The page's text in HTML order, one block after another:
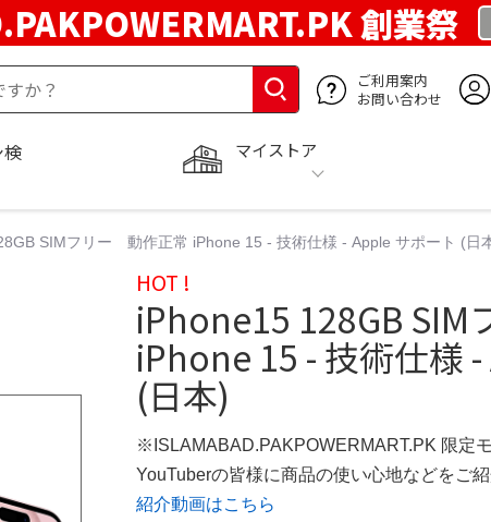
創業祭
ご利用案内
お問い合わせ
マイストア
SIMフリー 動作正常 iPhone 15 - 技術仕様 - Apple サポート (日
HOT !
iPhone15 128GB
iPhone 15 - 技術仕様
(日本)
※ISLAMABAD.PAKPOWERMART.PK 限定
YouTuberの皆様に商品の使い心地などをご
紹介動画はこちら